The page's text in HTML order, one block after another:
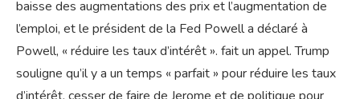
baisse des augmentations des prix et l’augmentation de
l’emploi, et le président de la Fed Powell a déclaré à
Powell, « réduire les taux d’intérêt ». fait un appel. Trump
souligne qu’il y a un temps « parfait » pour réduire les taux